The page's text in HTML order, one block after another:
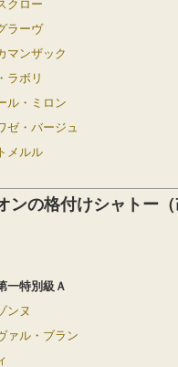
クロー
ラーヴ
マンザック
ラボリ
ル・ミロン
ゼ・バージュ
メルル
ンの格付けシャトー
一特別級Ａ
ンヌ
ァル・ブラン